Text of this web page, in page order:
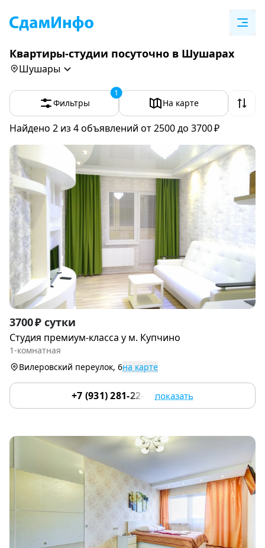
Квартиры-студии посуточно в Шушарах
Шушары
Фильтры
1
На карте
Найдено 2 из 4 объявлений от 2500 до 3700 ₽
Item
1
of
3700 ₽ сутки
Студия премиум-класса у м. Купчино
1-комнатная
Вилеровский переулок, 6на карте
+7 (931) 281-22-78 показать